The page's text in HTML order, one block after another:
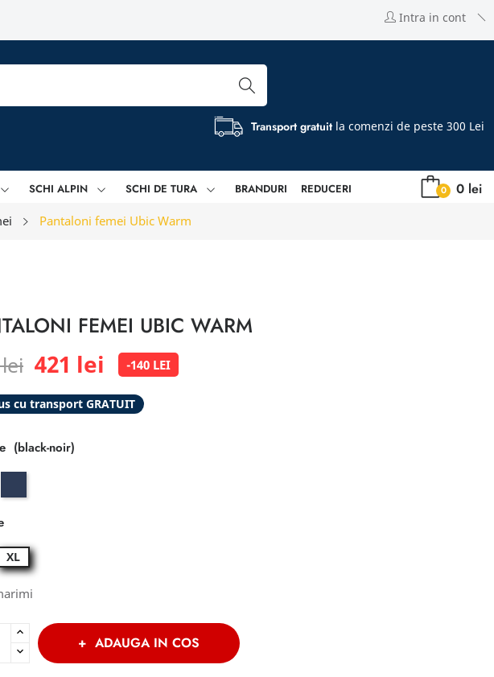
Intra in cont
Transport gratuit la comenzi de peste 300 Lei
SCHI ALPIN SCHI DE TURA BRANDURI REDUCERI 0 lei
0
Pantaloni femei Ubic Warm
FEMEI UBIC WARM
421 lei -140 LEI
cu transport GRATUIT
XL
ADAUGA IN COS